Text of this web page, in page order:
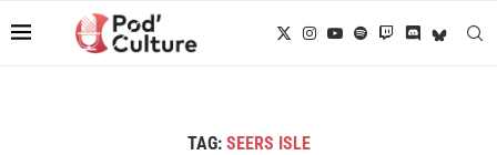
TAG: SEERS ISLE